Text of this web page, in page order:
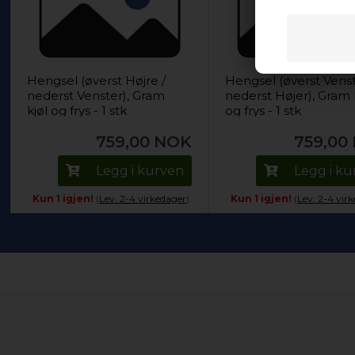
Hengsel (øverst Højre /
nederst Venster), Gram
kjøl og frys - 1 stk
759,00 NOK
Legg i kurven
Kun 1 igjen! (Lev. 2-4 virkedager).
Hengsel (øverst
nederst Højer), Gram
og frys - 1 stk
759,00
Legg i
Kun 1 igjen! (Lev. 2-4